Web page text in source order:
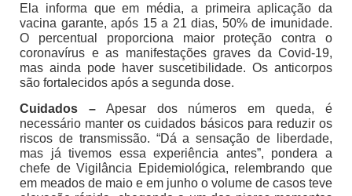
Ela informa que em média, a primeira aplicação da
vacina garante, após 15 a 21 dias, 50% de imunidade.
O percentual proporciona maior proteção contra o
coronavírus e as manifestações graves da Covid-19,
mas ainda pode haver suscetibilidade. Os anticorpos
são fortalecidos após a segunda dose.
Cuidados –Apesar dos números em queda, é
necessário manter os cuidados básicos para reduzir os
riscos de transmissão. “Dá a sensação de liberdade,
mas já tivemos essa experiência antes”, pondera a
chefe de Vigilância Epidemiológica, relembrando que
em meados de maio e em junho o volume de casos teve